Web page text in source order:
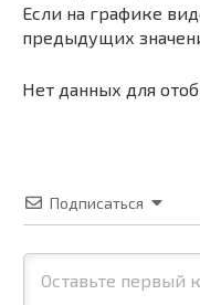
Если на графике
предыдущих
Нет данных для
Подписаться